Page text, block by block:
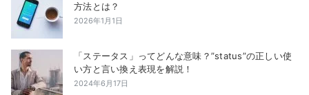
方法とは？
2026年1月1日
「ステータス」ってどんな意味？”status”の正しい使
い方と言い換え表現を解説！
2024年6月17日